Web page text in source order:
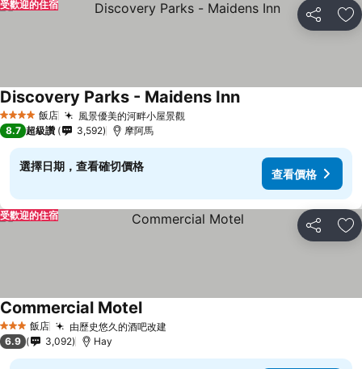
分享 加
受歡迎的住宿
4 星級 飯店 風景優美的河畔小屋景觀
Discovery Parks - Maidens Inn
8.7 超級讚 3,592 摩阿馬
選擇日期，查看確切價格
查看價格
分享 加
受歡迎的住宿
3 星級 飯店 由歷史悠久的酒吧改建
Commercial Motel
6.9 3,092 Hay